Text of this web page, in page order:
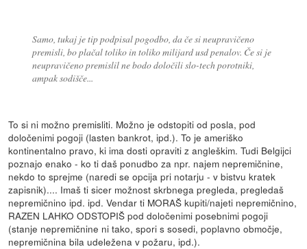
Samo, tukaj je tip podpisal pogodbo, da če si neupravičeno
premisli, bo plačal toliko in toliko milijard usd penalov. Če si je
neupravičeno premislil ne bodo določili slo-tech porotniki,
ampak sodišče...
To si ni možno premisliti. Možno je odstopiti od posla, pod
določenimi pogoji (lasten bankrot, ipd.). To je ameriško
kontinentalno pravo, ki ima dosti opraviti z angleškim. Tudi Belgijci
poznajo enako - ko ti daš ponudbo za npr. najem nepremičnine,
nekdo to sprejme (naredi se opcija pri notarju - v bistvu kratek
zapisnik).... Imaš ti sicer možnost skrbnega pregleda, pregledaš
nepremičnino ipd. ipd. Vendar ti MORAŠ kupiti/najeti nepremičnino,
RAZEN LAHKO ODSTOPIŠ pod določenimi posebnimi pogoji
(stanje nepremičnine ni tako, spori s sosedi, poplavno območje,
nepremičnina bila udeležena v požaru, ipd.).